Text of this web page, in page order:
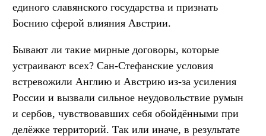
единого славянского государства и признать
Боснию сферой влияния Австрии.
Бывают ли такие мирные договоры, которые
устраивают всех? Сан-Стефанские условия
встревожили Англию и Австрию из-за усиления
России и вызвали сильное неудовольствие румын
и сербов, чувствовавших себя обойдёнными при
делёжке территорий. Так или иначе, в результате